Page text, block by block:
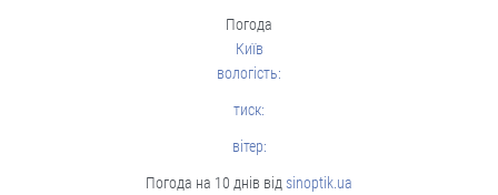
Погода
Київ
вологість:
тиск:
вітер:
Погода на 10 днів від sinoptik.ua